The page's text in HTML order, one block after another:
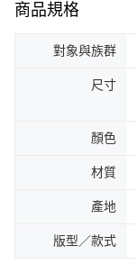
商品規格
對象與族群
尺寸
顏色
材質
產地
版型／款式